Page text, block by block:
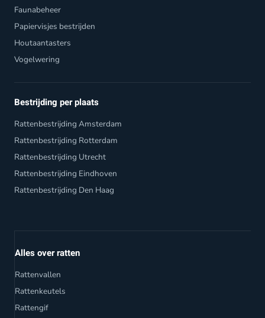
Faunabeheer
Papiervisjes bestrijden
Houtaantasters
Vogelwering
Bestrijding per plaats
Rattenbestrijding Amsterdam
Rattenbestrijding Rotterdam
Rattenbestrijding Utrecht
Rattenbestrijding Eindhoven
Rattenbestrijding Den Haag
Alles over ratten
Rattenvallen
Rattenkeutels
Rattengif